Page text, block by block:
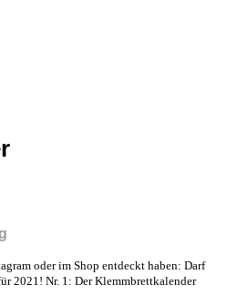
oder im Shop entdeckt haben: Darf
2021! Nr. 1: Der Klemmbrettkalender